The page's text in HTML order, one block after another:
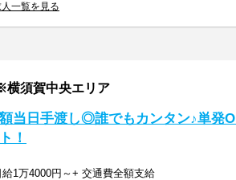
一覧を見る
須賀中央エリア
額当日手渡し◎誰でもカンタン♪単発
！
給1万4000円～+ 交通費全額支給